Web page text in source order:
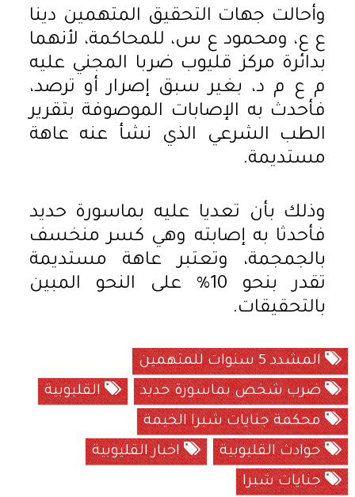
وأحالت جهات التحقيق المتهمين دينا
ع ع، ومحمود ع س، للمحاكمة، لأنهما
بدائرة مركز قليوب ضربا المجني عليه
م ع م د، بغير سبق إصرار أو ترصد،
فأحدث به الإصابات الموصوفة بتقرير
الطب الشرعي الذي نشأ عنه عاهة
مستديمة.
وذلك بأن تعديا عليه بماسورة حديد
فأحدثا به إصابته وهي كسر منخسف
بالجمجمة، وتعتبر عاهة مستديمة
تقدر بنحو 10% على النحو المبين
بالتحقيقات.
المشدد 5 سنوات للمتهمين
ضرب شخص بماسورة حديد
القليوبية
محكمة جنايات شبرا الخيمة
حوادث القليوبية
اخبار القليوبية
جنايات شبرا